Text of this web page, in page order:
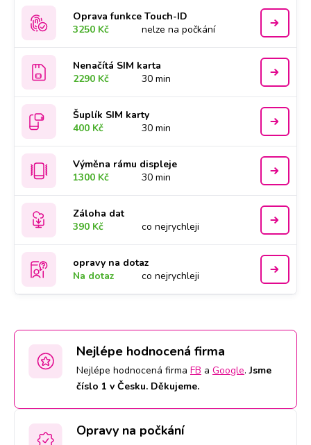
Oprava funkce Touch-ID
3250 Kč
nelze na počkání
Nenačítá SIM karta
2290 Kč
30 min
Šuplík SIM karty
400 Kč
30 min
Výměna rámu displeje
1300 Kč
30 min
Záloha dat
390 Kč
co nejrychleji
opravy na dotaz
Na dotaz
co nejrychleji
Nejlépe hodnocená firma
Nejlépe hodnocená firma FB a Google.Jsme
číslo 1 v Česku. Děkujeme.
Opravy na počkání